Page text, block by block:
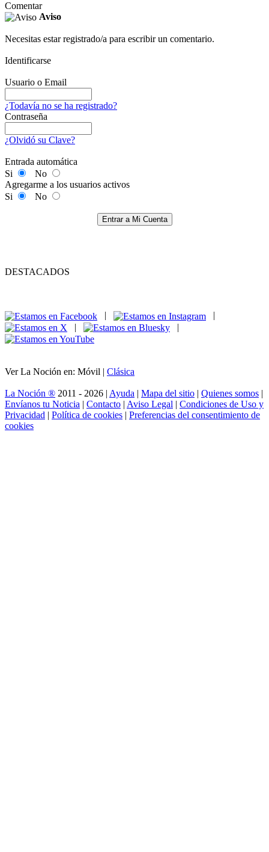
Comentar
Aviso
Necesitas estar registrado/a para escribir un comentario.
Identificarse
Usuario o Email
¿Todavía no se ha registrado?
Contraseña
¿Olvidó su Clave?
Entrada automática
Si
No
Agregarme a los usuarios activos
Si
No
Entrar a Mi Cuenta
DESTACADOS
|
|
Ver La Noción en: Móvil | Clásica
La Noción ® 2011 - 2026 | Ayuda | Mapa del sitio | Quienes somos |
Envíanos tu Noticia | Contacto | Aviso Legal | Condiciones de Uso y
Privacidad | Política de cookies | Preferencias del consentimiento de
cookies